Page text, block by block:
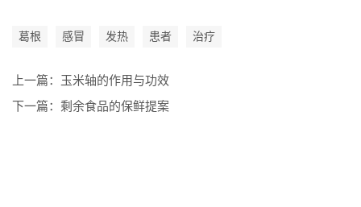
葛根 感冒 发热 患者 治疗
上一篇： 玉米轴的作用与功效
下一篇： 剩余食品的保鲜提案